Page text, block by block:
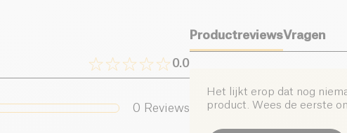
dan, klaar om een
0.0
0 Reviews
ProductreviewsVragen
Het lijkt erop dat nog
product. Wees de eerste